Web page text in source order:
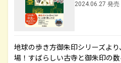
2024.06.27 発売
地球の歩き方御朱印シリーズよ
場！すばらしい古寺と御朱印の